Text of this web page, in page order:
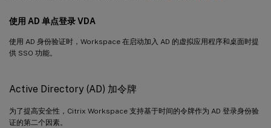
使用 AD 单点登录 VDA
使用 AD 身份验证时，Workspace 在启动加入 AD 的虚拟应用程序和桌面时提
供 SSO 功能。
Active Directory (AD) 加令牌
为了提高安全性，Citrix Workspace 支持基于时间的令牌作为 AD 登录身份验
证的第二个因素。